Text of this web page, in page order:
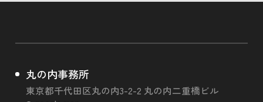
丸の内事務所
東京都千代田区丸の内3-2-2 丸の内二重橋ビル